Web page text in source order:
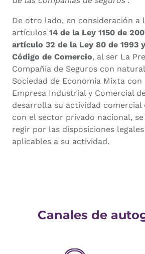
De otro lado, en consideración a
artículos 14 de la Ley 1150 de
artículo 32 de la Ley 80 de 1993
Código de Comercio, al ser La
Compañía de Seguros con
Sociedad de Economía Mixta con
Empresa Industrial y Comercial
desarrolla su actividad comercial
con el sector privado nacional,
regir por las disposiciones
aplicables a su actividad.
Canales de